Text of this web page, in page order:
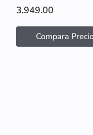
3,949.00
Compara